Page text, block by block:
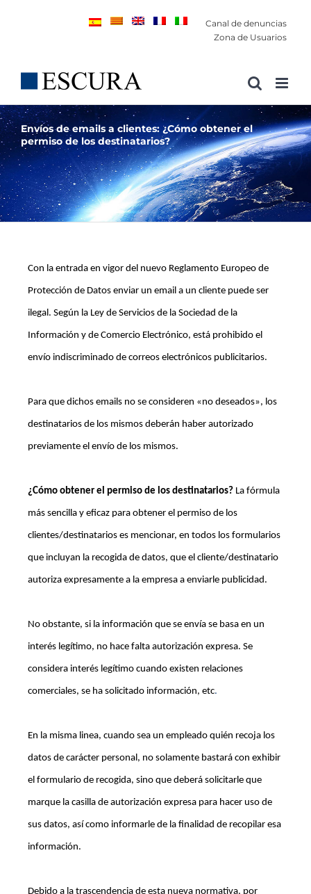
Canal de denuncias
Zona de Usuarios
Envíos de emails a clientes: ¿Cómo obtener el
permiso de los destinatarios?
Con la entrada en vigor del nuevo Reglamento Europeo de
Protección de Datos enviar un email a un cliente puede ser
ilegal. Según la Ley de Servicios de la Sociedad de la
Información y de Comercio Electrónico, está prohibido el
envío indiscriminado de correos electrónicos publicitarios.
Para que dichos emails no se consideren «no deseados», los
destinatarios de los mismos deberán haber autorizado
previamente el envío de los mismos.
¿Cómo obtener el permiso de los destinatarios? La fórmula
más sencilla y eficaz para obtener el permiso de los
clientes/destinatarios es mencionar, en todos los formularios
que incluyan la recogida de datos, que el cliente/destinatario
autoriza expresamente a la empresa a enviarle publicidad.
No obstante, si la información que se envía se basa en un
interés legítimo, no hace falta autorización expresa. Se
considera interés legítimo cuando existen relaciones
comerciales, se ha solicitado información, etc.
En la misma linea, cuando sea un empleado quién recoja los
datos de carácter personal, no solamente bastará con exhibir
el formulario de recogida, sino que deberá solicitarle que
marque la casilla de autorización expresa para hacer uso de
sus datos, así como informarle de la finalidad de recopilar esa
información.
Debido a la trascendencia de esta nueva normativa, por